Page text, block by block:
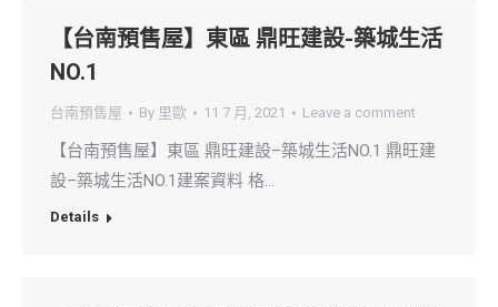
【台南預售屋】東區 鼎旺建設-築城生活
NO.1
台南預售屋 By 里歐 11 7 月, 2021 Leave a comment
【台南預售屋】東區 鼎旺建設–築城生活NO.1 鼎旺建
設–築城生活NO.1建案資料 格…
Details